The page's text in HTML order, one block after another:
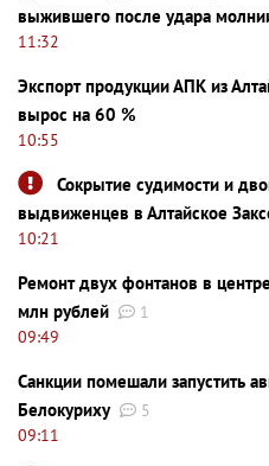
выжившего после удара
11:32
Экспорт продукции АПК из
вырос на 60 %
10:55
Сокрытие судимости и
выдвиженцев в Алтайское
10:21
Ремонт двух фонтанов в
млн рублей
1
09:49
Санкции помешали запустить
Белокуриху
5
09:11